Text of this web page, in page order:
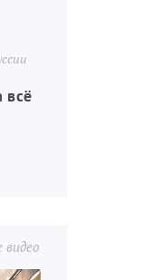
всё
видео